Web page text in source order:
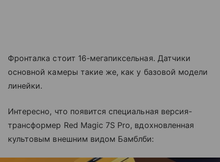
Фронталка стоит 16-мегапиксельная. Датчики
основной камеры такие же, как у базовой модели
линейки.
Интересно, что появится специальная версия-
трансформер Red Magic 7S Pro, вдохновленная
культовым внешним видом Бамблби: